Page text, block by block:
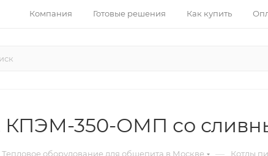
Компания Готовые решения Как купить
КПЭМ-350-ОМП со
Тепловое оборудование для общепита в Москве Котлы